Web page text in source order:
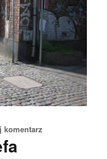
komentarz